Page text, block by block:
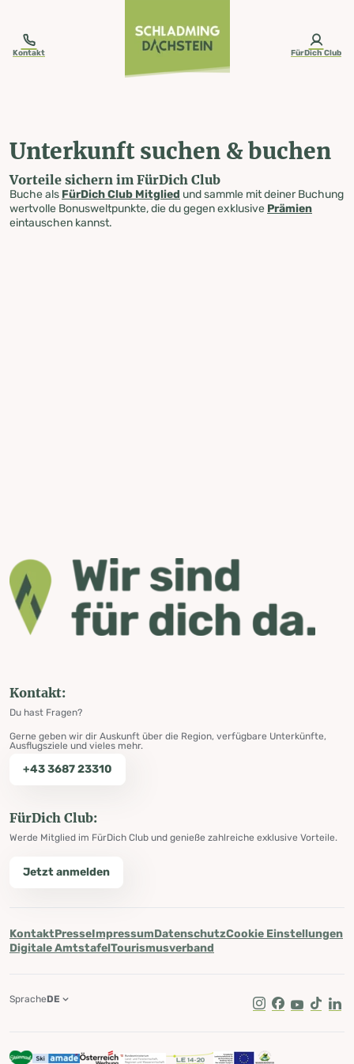
Kontakt FürDich Club
Unterkunft suchen & buchen
Vorteile sichern im FürDich Club
Buche als FürDich Club Mitglied und sammle mit deiner Buchung
wertvolle Bonusweltpunkte, die du gegen exklusive Prämien
eintauschen kannst.
Kontakt:
Du hast Fragen?
Gerne geben wir dir Auskunft über die Region, verfügbare Unterkünfte,
Ausflugsziele und vieles mehr.
+43 3687 23310
FürDich Club:
Werde Mitglied im FürDich Club und genieße zahlreiche exklusive Vorteile.
Jetzt anmelden
KontaktPresseImpressumDatenschutzCookie Einstellungen
Digitale AmtstafelTourismusverband
Instagram
Facebook
Youtube
Tik Tok
SpracheDE